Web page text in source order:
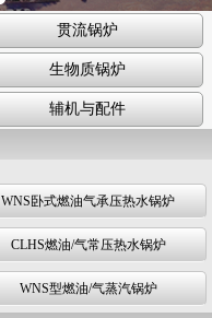
贯流锅炉
生物质锅炉
辅机与配件
WNS卧式燃油气承压热水锅炉
CLHS燃油/气常压热水锅炉
WNS型燃油/气蒸汽锅炉